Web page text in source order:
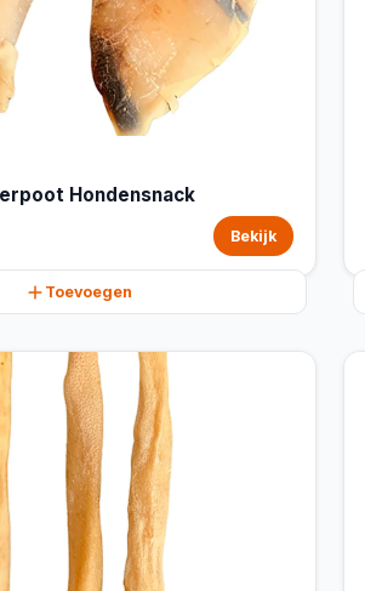
Hondensnack
Bekijk
Toevoegen